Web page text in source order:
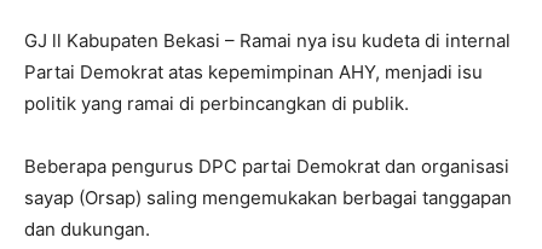
GJ ll Kabupaten Bekasi – Ramai nya isu kudeta di internal
Partai Demokrat atas kepemimpinan AHY, menjadi isu
politik yang ramai di perbincangkan di publik.
Beberapa pengurus DPC partai Demokrat dan organisasi
sayap (Orsap) saling mengemukakan berbagai tanggapan
dan dukungan.